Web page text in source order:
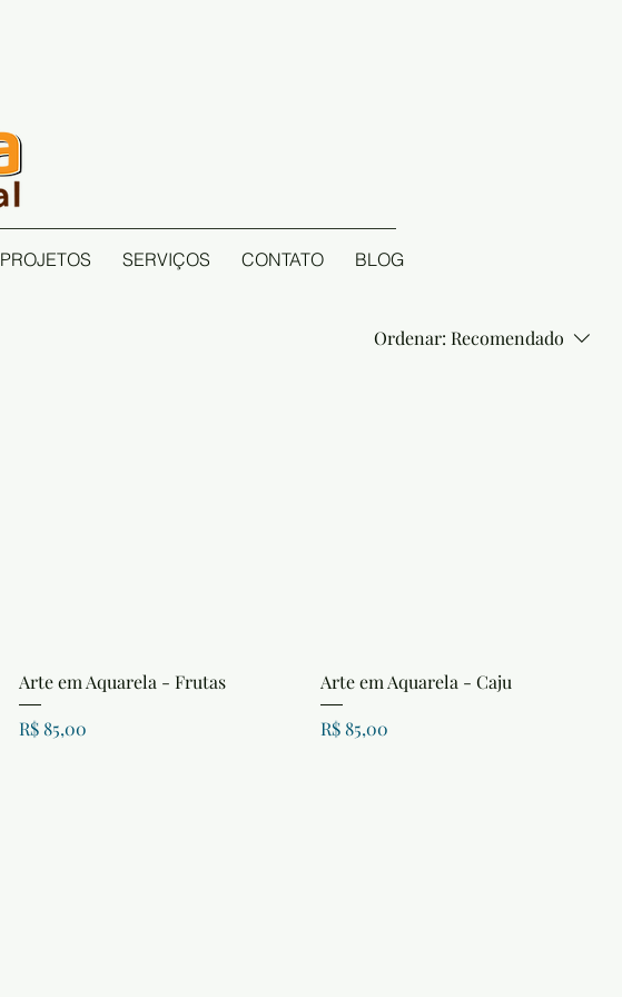
PROJETOS SERVIÇOS CONTATO BLOG
Ordenar: Recomendado
Arte em Aquarela - Frutas
Preço
R$ 85,00
Arte em Aquarela - Caju
Preço
R$ 85,00